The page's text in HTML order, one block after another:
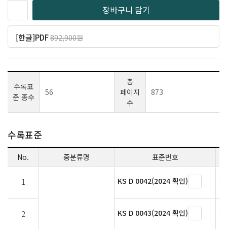
장바구니 담기
[한글]PDF892,900원
수록표
준 종수
56
총
페이지
수
873
수록표준
No. 중분류명 표준번호
1 KS D 0042(2024 확인)
2 KS D 0043(2024 확인)